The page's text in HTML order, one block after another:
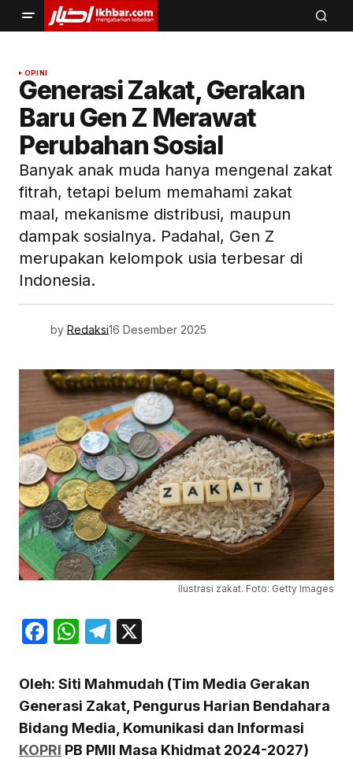
OPINI
Generasi Zakat, Gerakan
Baru Gen Z Merawat
Perubahan Sosial
Banyak anak muda hanya mengenal zakat
fitrah, tetapi belum memahami zakat
maal, mekanisme distribusi, maupun
dampak sosialnya. Padahal, Gen Z
merupakan kelompok usia terbesar di
Indonesia.
by Redaksi16 Desember 2025
Ilustrasi zakat. Foto: Getty Images
Facebook
WhatsApp
Telegram
Oleh: Siti Mahmudah (Tim Media Gerakan
Generasi Zakat, Pengurus Harian Bendahara
Bidang Media, Komunikasi dan Informasi
KOPRI PB PMII Masa Khidmat 2024-2027)